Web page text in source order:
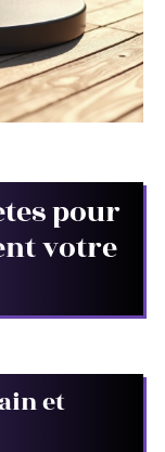
pour
votre
et